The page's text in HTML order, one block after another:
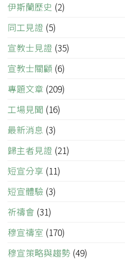
伊斯蘭歷史 (2)
同工見證 (5)
宣教士見證 (35)
宣教士關顧 (6)
專題文章 (209)
工場見聞 (16)
最新消息 (3)
歸主者見證 (21)
短宣分享 (11)
短宣體驗 (3)
祈禱會 (31)
穆宣禱室 (170)
穆宣策略與趨勢 (49)